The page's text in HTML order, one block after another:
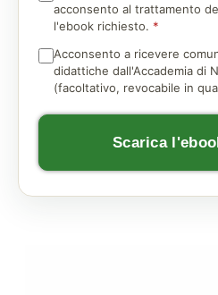
acconsento al trattamento
l'ebook richiesto. *
Acconsento a ricevere
didattiche dall'Accademia di
(facoltativo, revocabile in
Scarica